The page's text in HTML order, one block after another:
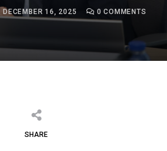
DECEMBER 16, 2025 0 COMMENTS
SHARE